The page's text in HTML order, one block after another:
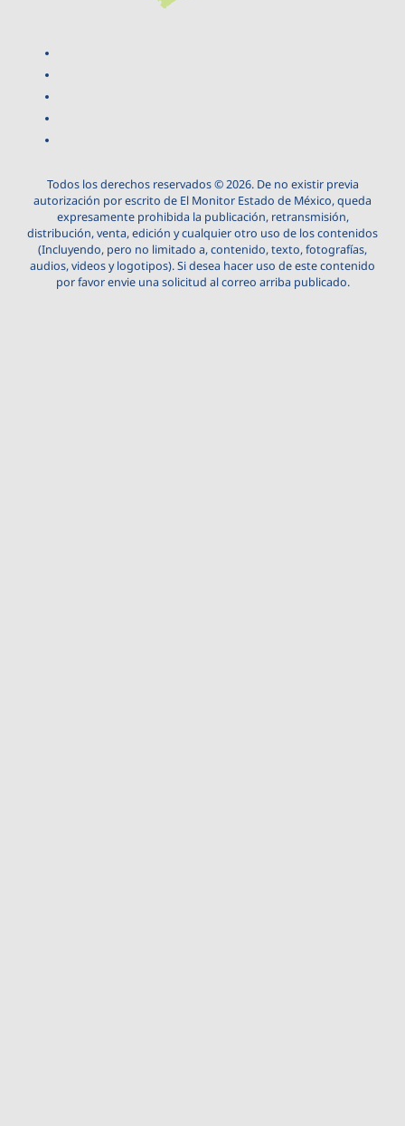
Todos los derechos reservados © 2026. De no existir previa
autorización por escrito de El Monitor Estado de México, queda
expresamente prohibida la publicación, retransmisión,
distribución, venta, edición y cualquier otro uso de los contenidos
(Incluyendo, pero no limitado a, contenido, texto, fotografías,
audios, videos y logotipos). Si desea hacer uso de este contenido
por favor envie una solicitud al correo arriba publicado.